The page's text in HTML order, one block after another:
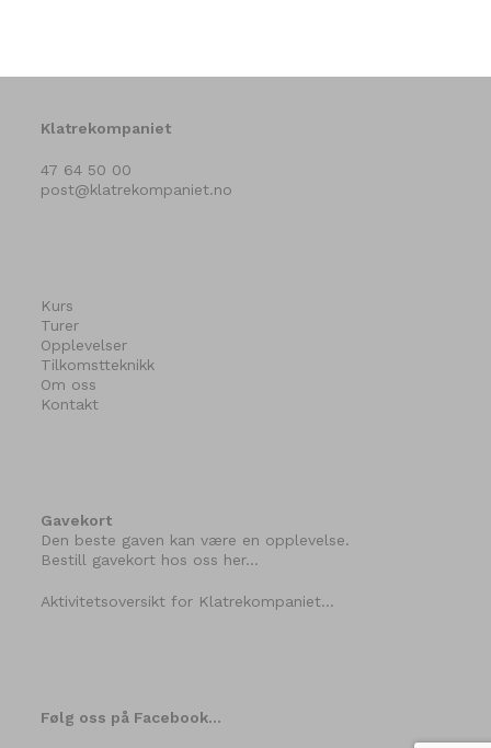
Klatrekompaniet
47 64 50 00
post@klatrekompaniet.no
Kurs
Turer
Opplevelser
Tilkomstteknikk
Om oss
Kontakt
Gavekort
Den beste gaven kan være en opplevelse.
Bestill gavekort hos oss her…
Aktivitetsoversikt for Klatrekompaniet…
Følg oss på Facebook…